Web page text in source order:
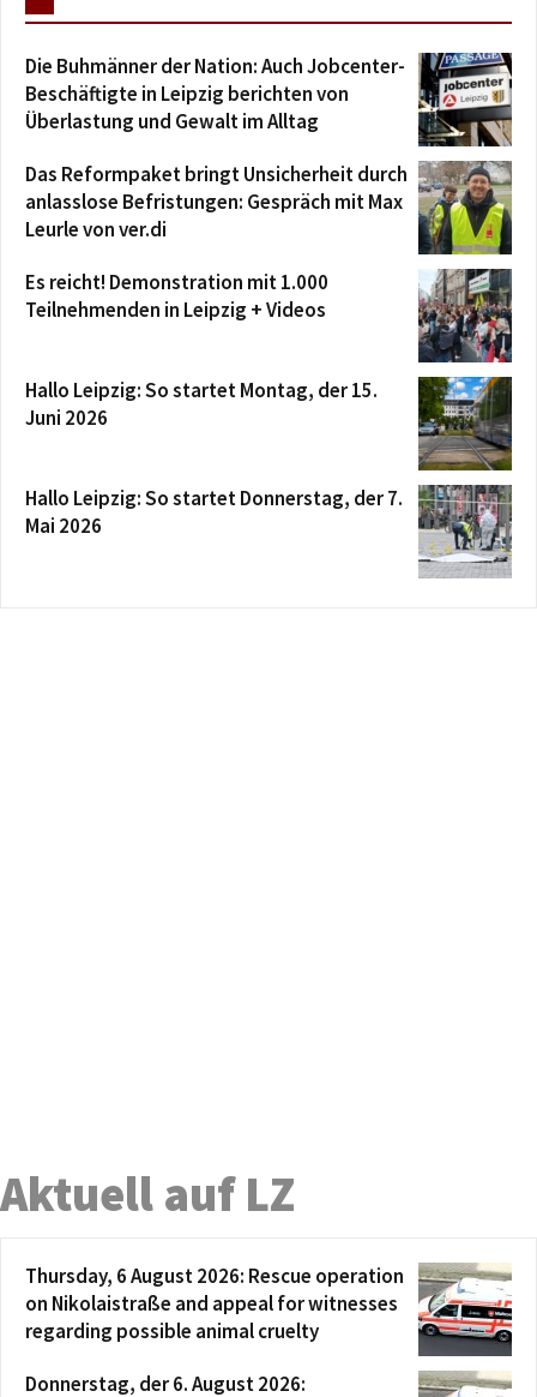
Die Buhmänner der Nation: Auch Jobcenter-
Beschäftigte in Leipzig berichten von
Überlastung und Gewalt im Alltag
Das Reformpaket bringt Unsicherheit durch
anlasslose Befristungen: Gespräch mit Max
Leurle von ver.di
Es reicht! Demonstration mit 1.000
Teilnehmenden in Leipzig + Videos
Hallo Leipzig: So startet Montag, der 15.
Juni 2026
Hallo Leipzig: So startet Donnerstag, der 7.
Mai 2026
Aktuell auf LZ
Thursday, 6 August 2026: Rescue operation
on Nikolaistraße and appeal for witnesses
regarding possible animal cruelty
Donnerstag, der 6. August 2026: